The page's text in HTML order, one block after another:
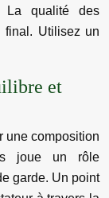
La qualité des
final. Utilisez un
et
une composition
joue un rôle
garde. Un point